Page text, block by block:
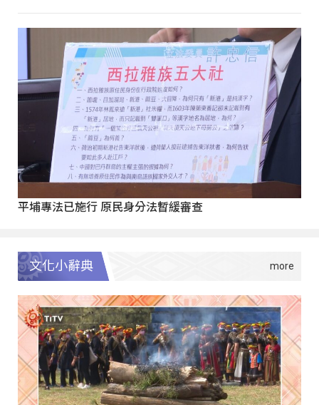
平埔專法已施行 原民身分法暫緩審查
文化小辭典